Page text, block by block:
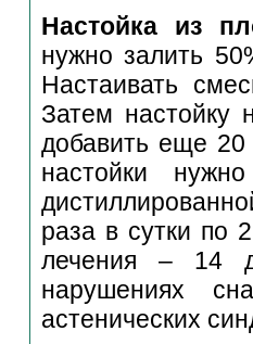
Настойка из
нужно залить
Настаивать
Затем настойку
добавить еще 20
настойки
раза в сутки по
лечения – 14
нарушениях
астенических